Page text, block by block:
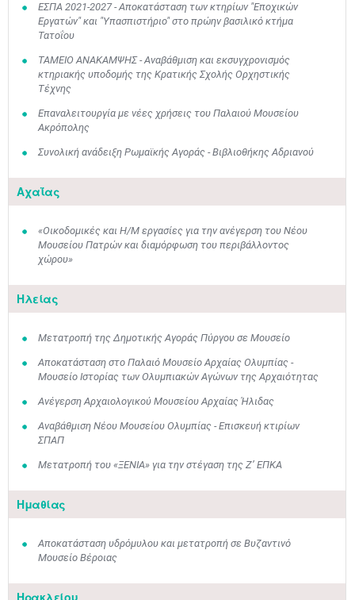
ΕΣΠΑ 2021-2027 - Αποκατάσταση των κτηρίων "Εποχικών
Εργατών" και "Υπασπιστήριο" στο πρώην βασιλικό κτήμα
Τατοΐου
ΤΑΜΕΙΟ ΑΝΑΚΑΜΨΗΣ - Αναβάθμιση και εκσυγχρονισμός
κτηριακής υποδομής της Κρατικής Σχολής Ορχηστικής
Τέχνης
Επαναλειτουργία με νέες χρήσεις του Παλαιού Μουσείου
Ακρόπολης
Συνολική ανάδειξη Ρωμαϊκής Αγοράς - Βιβλιοθήκης Αδριανού
Αχαΐας
«Οικοδομικές και Η/Μ εργασίες για την ανέγερση του Νέου
Μουσείου Πατρών και διαμόρφωση του περιβάλλοντος
χώρου»
Ηλείας
Μετατροπή της Δημοτικής Αγοράς Πύργου σε Μουσείο
Αποκατάσταση στο Παλαιό Μουσείο Αρχαίας Ολυμπίας -
Μουσείο Ιστορίας των Ολυμπιακών Αγώνων της Αρχαιότητας
Ανέγερση Αρχαιολογικού Μουσείου Αρχαίας Ήλιδας
Αναβάθμιση Νέου Μουσείου Ολυμπίας - Επισκευή κτιρίων
ΣΠΑΠ
Μετατροπή του «ΞΕΝΙΑ» για την στέγαση της Ζ’ ΕΠΚΑ
Ημαθίας
Αποκατάσταση υδρόμυλου και μετατροπή σε Βυζαντινό
Μουσείο Βέροιας
Ηρακλείου